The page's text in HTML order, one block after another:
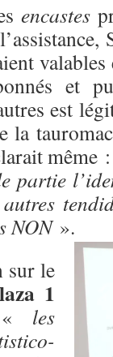
encastes
valables
et
est
la
même
partie
NON ».
sur le
1
les